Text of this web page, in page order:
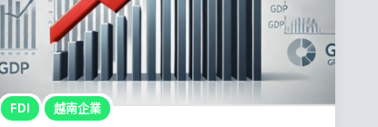
FDI 越南企業